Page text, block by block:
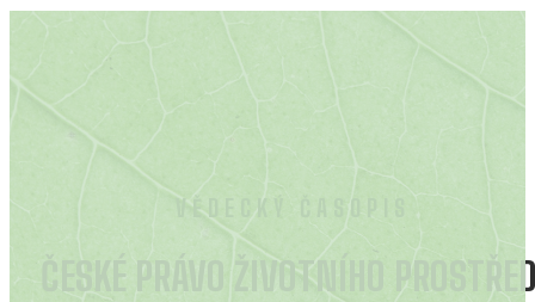
VĚDECKÝ ČASOPIS
ČESKÉ PRÁVO ŽIVOTNÍHO